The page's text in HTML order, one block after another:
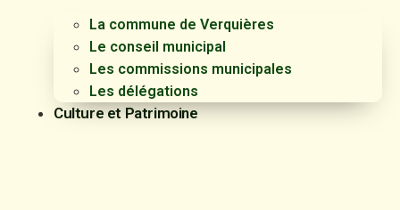
La commune de Verquières
Le conseil municipal
Les commissions municipales
Les délégations
Culture et Patrimoine